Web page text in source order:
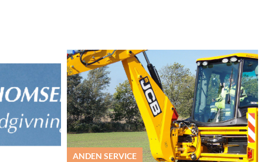
ANDEN SERVICE